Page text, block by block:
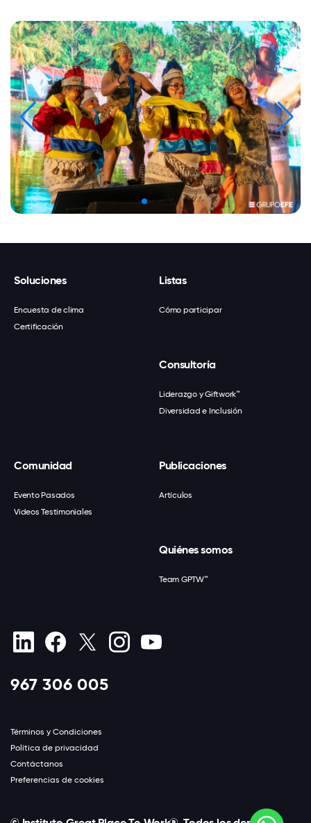
Soluciones
Encuesta de clima
Certificación
Listas
Cómo participar
Consultoría
Liderazgo y Giftwork™
Diversidad e Inclusión
Comunidad
Evento Pasados
Videos Testimoniales
Publicaciones
Artículos
Quiénes somos
Team GPTW™
967 306 005
Términos y Condiciones
Política de privacidad
Contáctanos
Preferencias de cookies